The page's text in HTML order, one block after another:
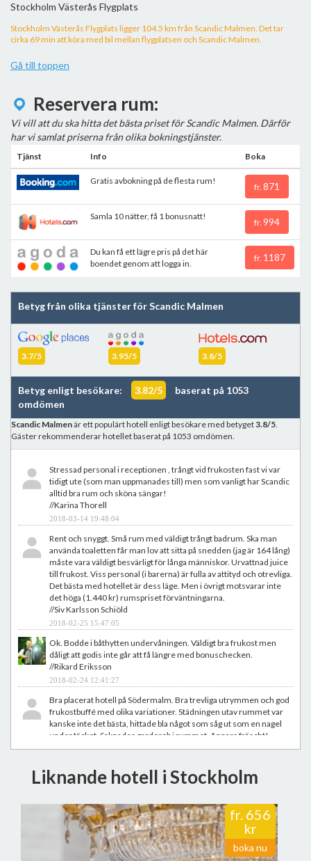
Stockholm Västerås Flygplats
Stockholm Västerås Flygplats ligger 104.5 km från Scandic Malmen. Det tar
cirka 69 min att köra med bil mellan flygplatsen och Scandic Malmen.
Gå till toppen
Reservera rum:
Vi vill att du ska hitta det bästa priset för Scandic Malmen. Därför
har vi samlat priserna från olika bokningstjänster.
Tjänst Info Boka
Gratis avbokning på de flesta rum!
fr. 871
Samla 10 nätter, få 1 bonusnatt!
fr. 994
Du kan få ett lägre pris på det här
boendet genom att logga in.
fr. 1187
Betyg från olika tjänster för Scandic Malmen
3.7/5 3.95/5 3.8/5
Betyg enligt besökare: 3.82/5
baserat på 1053
omdömen
Scandic Malmenär ett populärt hotell enligt besökare med betyget3.8/5.
Gäster rekommenderar hotellet baserat på 1053 omdömen.
Stressad personal i receptionen , trångt vid frukosten fast vi var
tidigt ute (som man uppmanades till) men som vanligt har Scandic
alltid bra rum och sköna sängar!
//Karina Thorell
2018-03-14 19:48:04
Rent och snyggt. Små rum med väldigt trångt badrum. Ska man
använda toaletten får man lov att sitta på snedden (jag är 164 lång)
måste vara väldigt besvärligt för långa människor. Urvattnad juice
till frukost. Viss personal (i barerna) är fulla av attityd och otrevliga.
Det bästa med hotellet är dess läge. Men i övrigt motsvarar inte
det höga (1.440 kr) rumspriset förväntningarna.
//Siv Karlsson Schiöld
2018-02-25 15:47:05
Ok. Bodde i båthytten undervåningen. Väldigt bra frukost men
dåligt att godis inte går att få längre med bonuschecken.
//Rikard Eriksson
2018-02-24 12:41:27
Bra placerat hotell på Södermalm. Bra trevliga utrymmen och god
frukostbuffé med olika variationer. Städningen utav rummet var
kanske inte det bästa, hittade bla något som såg ut som en nagel
under täcket. Saknades garderob i rummet. Annars fräscht!
//Dusan Gocic
Hotellet ligger på Södermalm vid Medborgarplatsen där det finns
till tunnelbanan finns i samma byggnad på hörnet (tar 6 minuter in
till city och ännu mindre till Gamla Stan). Vissa kvällar kan det vara
livligt i hotellets närhet. Även hotellets bar, restaurang besöks av
ortsbor och inte bara av hotellets gäster. Det finns en ICA butik
nära liksom ett Mc Donalds och ett systembolag. 800 meter bort
Liknande hotell i Stockholm
fr. 656
kr
boka nu